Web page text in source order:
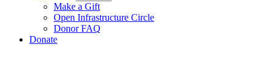
Make a Gift
Open Infrastructure Circle
Donor FAQ
Donate